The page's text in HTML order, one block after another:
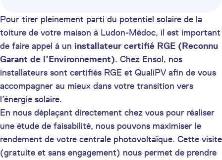
Pour tirer pleinement parti du potentiel solaire de la
toiture de votre maison à Ludon-Médoc, il est important
de faire appel à un installateur certifié RGE (Reconnu
Garant de l’Environnement). Chez Ensol, nos
installateurs sont certifiés RGE et QualiPV afin de vous
accompagner au mieux dans votre transition vers
l’énergie solaire.
En nous déplaçant directement chez vous pour réaliser
une étude de faisabilité, nous pouvons maximiser le
rendement de votre centrale photovoltaïque. Cette visite
(gratuite et sans engagement) nous permet de prendre